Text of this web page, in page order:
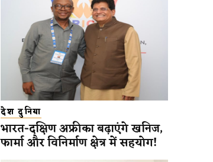
देश दुनिया
भारत-दक्षिण अफ्रीका बढ़ाएंगे खनिज,
फार्मा और विनिर्माण क्षेत्र में सहयोग!